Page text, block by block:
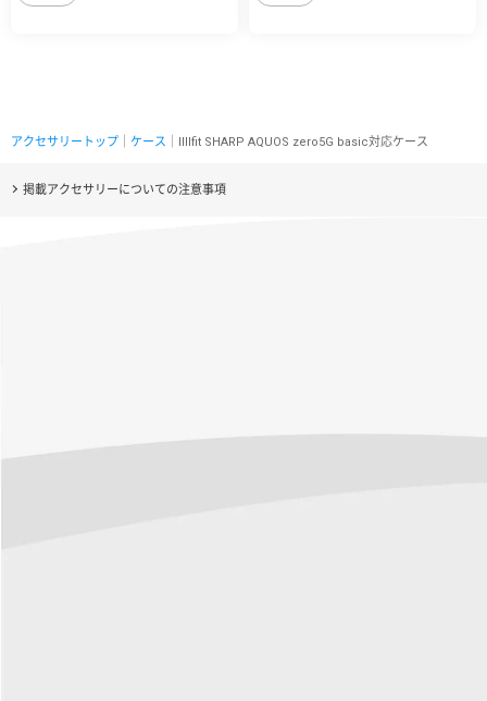
アクセサリートップ ケース ｜IIIIfit SHARP AQUOS zero5G basic対応ケース
掲載アクセサリーについての注意事項